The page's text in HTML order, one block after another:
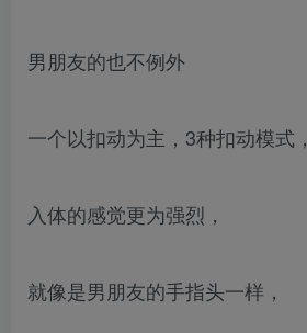
男朋友的也不例外
一个以扣动为主，3种扣动模式，
入体的感觉更为强烈，
就像是男朋友的手指头一样，